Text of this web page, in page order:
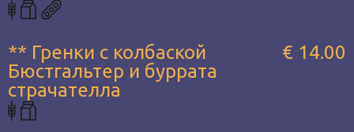
** Гренки с колбаской
Бюстгальтер и буррата
страчателла
€ 14.00